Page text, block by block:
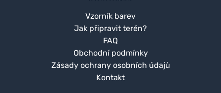
Vzorník barev
Jak připravit terén?
FAQ
Obchodní podmínky
Zásady ochrany osobních údajů
Kontakt